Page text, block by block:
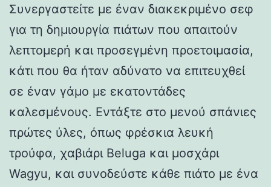
Συνεργαστείτε με έναν διακεκριμένο σεφ
για τη δημιουργία πιάτων που απαιτούν
λεπτομερή και προσεγμένη προετοιμασία,
κάτι που θα ήταν αδύνατο να επιτευχθεί
σε έναν γάμο με εκατοντάδες
καλεσμένους. Εντάξτε στο μενού σπάνιες
πρώτες ύλες, όπως φρέσκια λευκή
τρούφα, χαβιάρι Beluga και μοσχάρι
Wagyu, και συνοδεύστε κάθε πιάτο με ένα